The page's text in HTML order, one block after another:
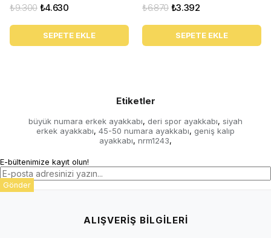
₺4.630
₺9.300
SEPETE EKLE
₺3.392
₺6.870
SEPETE EKLE
Etiketler
büyük numara erkek ayakkabı, deri spor ayakkabı, siyah
erkek ayakkabı, 45-50 numara ayakkabı, geniş kalıp
ayakkabı, nrm1243,
E-bültenimize kayıt olun!
Gönder
ALIŞVERİŞ BİLGİLERİ